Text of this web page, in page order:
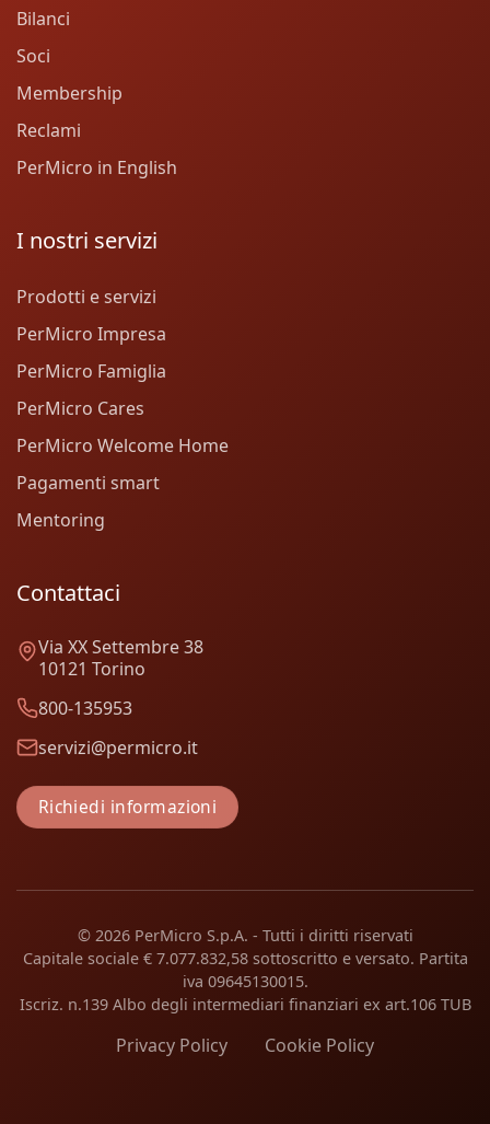
Bilanci
Soci
Membership
Reclami
PerMicro in English
I nostri servizi
Prodotti e servizi
PerMicro Impresa
PerMicro Famiglia
PerMicro Cares
PerMicro Welcome Home
Pagamenti smart
Mentoring
Contattaci
Via XX Settembre 38
10121 Torino
800-135953
servizi@permicro.it
Richiedi informazioni
© 2026 PerMicro S.p.A. - Tutti i diritti riservati
Capitale sociale € 7.077.832,58 sottoscritto e versato. Partita
iva 09645130015.
Iscriz. n.139 Albo degli intermediari finanziari ex art.106 TUB
Privacy Policy Cookie Policy